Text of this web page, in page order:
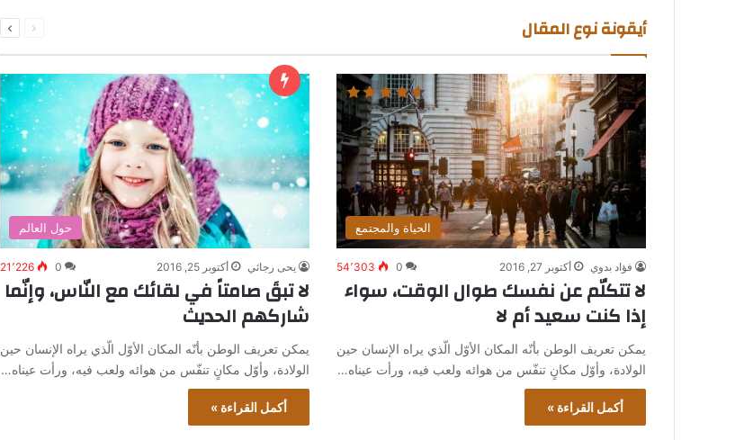
أيقونة نوع المقال الصفحةالصفحة
الحياة والمجتمع
فؤاد بدوي أكتوبر 27, 2016 0 54٬303
لا تتكلّم عن نفسك طوال الوقت، سواء
إذا كنت سعيد أم لا
يمكن تعريف الوطن بأنّه المكان الأوّل الّذي يراه الإنسان حين
الولادة، وأوّل مكانٍ تنفّس من هوائه ولعب فيه، ورأت عيناه…
أكمل القراءة »
حول العالم
يحى رجائي أكتوبر 25, 2016 0 21٬226
لا تبقَ صامتاً في لقائك مع النّاس، وإنّما
شاركهم الحديث
يمكن تعريف الوطن بأنّه المكان الأوّل الّذي يراه الإنسان حين
الولادة، وأوّل مكانٍ تنفّس من هوائه ولعب فيه، ورأت عيناه…
أكمل القراءة »